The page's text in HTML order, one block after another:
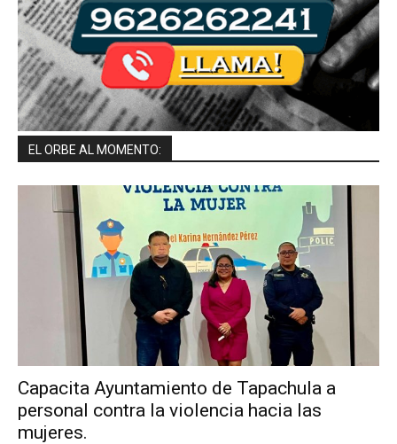
EL ORBE AL MOMENTO:
Capacita Ayuntamiento de Tapachula a
personal contra la violencia hacia las
mujeres.